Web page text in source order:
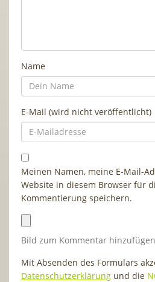
Name
E-Mail (wird nicht veröffentlicht)
Meinen Namen, meine E-Mail-
Website in diesem Browser für
Kommentierung speichern.
Bild zum Kommentar hinzufügen
Mit Absenden des Formulars
Datenschutzerklärung und die